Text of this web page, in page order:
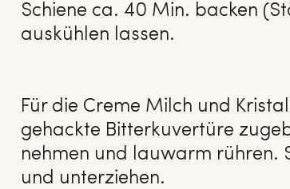
Schiene ca. 40 Min. backen
auskühlen lassen.
Für die Creme Milch und
gehackte Bitterkuvertüre
nehmen und lauwarm rühren.
und unterziehen.